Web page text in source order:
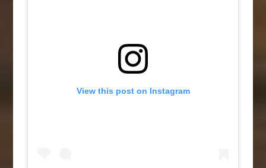
View this post on Instagram